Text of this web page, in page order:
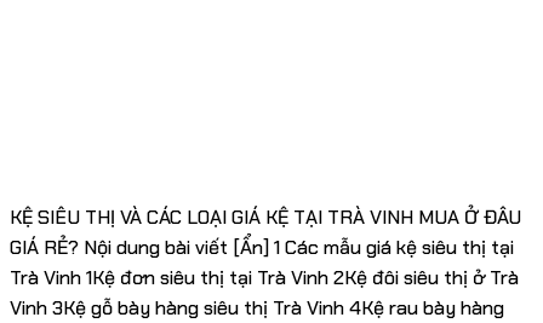
KỆ SIÊU THỊ VÀ CÁC LOẠI GIÁ KỆ TẠI TRÀ VINH MUA Ở ĐÂU
GIÁ RẺ? Nội dung bài viết [Ẩn] 1 Các mẫu giá kệ siêu thị tại
Trà Vinh 1Kệ đơn siêu thị tại Trà Vinh 2Kệ đôi siêu thị ở Trà
Vinh 3Kệ gỗ bày hàng siêu thị Trà Vinh 4Kệ rau bày hàng